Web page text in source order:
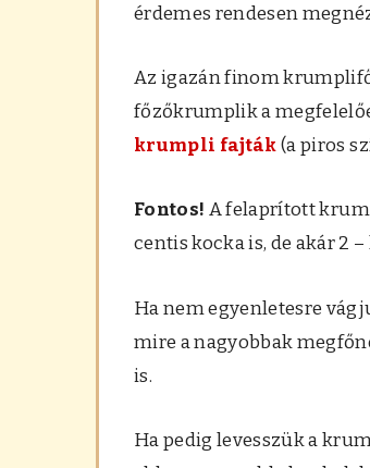
érdemes rendesen
Az igazán finom
főzőkrumplik a
krumpli fajták(a piros
Fontos! A felaprított
centis kocka is, de akár 2
Ha nem egyenletesre
mire a nagyobbak
is.
Ha pedig levesszük a